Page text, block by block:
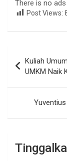
There is no
Post Views:
pos
Kuliah
UMKM Naik